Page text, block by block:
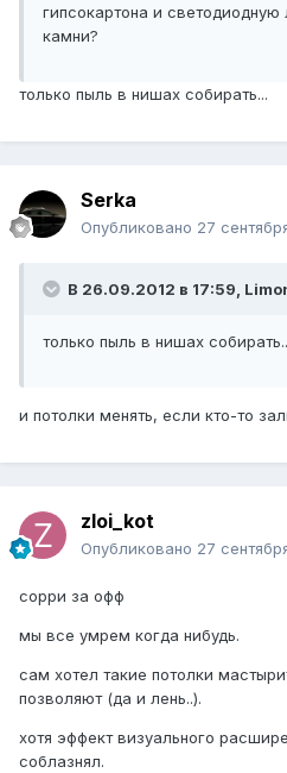
гипсокартона и светодиодную
камни?
только пыль в нишах собирать...
Serka
Опубликовано 27
В 26.09.2012 в 17:59,
только пыль в нишах
и потолки менять, если кто-то
zloi_kot
Опубликовано 27
сорри за офф
мы все умрем когда нибудь.
сам хотел такие потолки
позволяют (да и лень..).
хотя эффект визуального
соблазнял.